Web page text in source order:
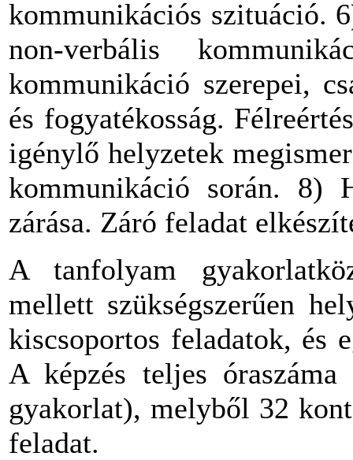
kommunikációs szituáció.
non-verbális
kommunikáció szerepei,
és fogyatékosság.
igénylő helyzetek
kommunikáció során. 8)
zárása. Záró feladat
A tanfolyam
mellett szükségszerűen
kiscsoportos feladatok, és
A képzés teljes
gyakorlat), melyből 32
feladat.